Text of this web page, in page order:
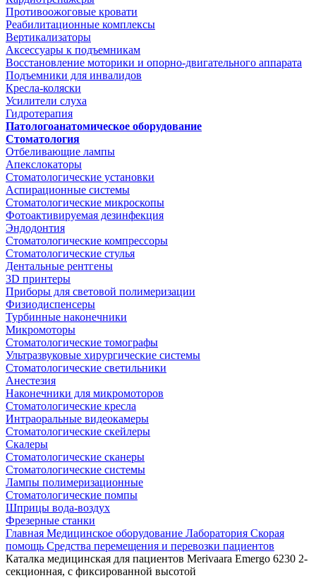
Противоожоговые кровати
Реабилитационные комплексы
Вертикализаторы
Аксессуары к подъемникам
Восстановление моторики и опорно-двигательного аппарата
Подъемники для инвалидов
Кресла-коляски
Усилители слуха
Гидротерапия
Патологоанатомическое оборудование
Стоматология
Отбеливающие лампы
Апекслокаторы
Стоматологические установки
Аспирационные системы
Стоматологические микроскопы
Фотоактивируемая дезинфекция
Эндодонтия
Стоматологические компрессоры
Стоматологические стулья
Дентальные рентгены
3D принтеры
Приборы для световой полимеризации
Физиодиспенсеры
Турбинные наконечники
Микромоторы
Стоматологические томографы
Ультразвуковые хирургические системы
Стоматологические светильники
Анестезия
Наконечники для микромоторов
Стоматологические кресла
Интраоральные видеокамеры
Стоматологические скейлеры
Скалеры
Стоматологические сканеры
Стоматологические системы
Лампы полимеризационные
Стоматологические помпы
Шприцы вода-воздух
Фрезерные станки
Главная Медицинское оборудование Лаборатория Скорая
помощь Средства перемещения и перевозки пациентов
Каталка медицинская для пациентов Merivaara Emergo 6230 2-
секционная, с фиксированной высотой